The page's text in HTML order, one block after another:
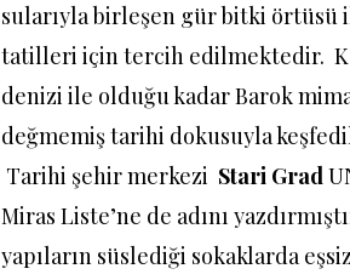
sularıyla birleşen gür bitki örtüsü
tatilleri için tercih edilmektedir.
denizi ile olduğu kadar Barok
değmemiş tarihi dokusuyla
Tarihi şehir merkezi Stari Grad
Miras Liste’ne de adını
yapıların süslediği sokaklarda